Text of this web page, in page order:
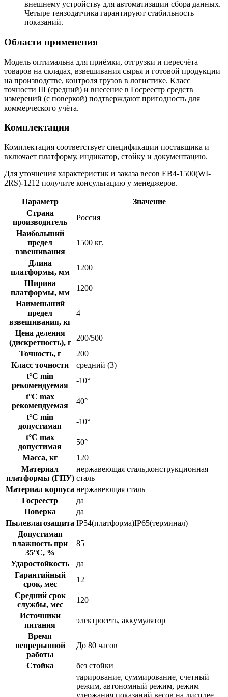
внешнему устройству для автоматизации сбора данных.
Четыре тензодатчика гарантируют стабильность
показаний.
Области применения
Модель оптимальна для приёмки, отгрузки и пересчёта
товаров на складах, взвешивания сырья и готовой продукции
на производстве, контроля грузов в логистике. Класс
точности III (средний) и внесение в Госреестр средств
измерений (с поверкой) подтверждают пригодность для
коммерческого учёта.
Комплектация
Комплектация соответствует спецификации поставщика и
включает платформу, индикатор, стойку и документацию.
Для уточнения характеристик и заказа весов ЕВ4-1500(WI-
2RS)-1212 получите консультацию у менеджеров.
Параметр
Значение
Страна
производитель
Россия
Наибольший
предел
взвешивания
1500 кг.
Длина
платформы, мм
1200
Ширина
платформы, мм
1200
Наименьший
предел
взвешивания, кг
4
Цена деления
(дискретность), г
200/500
Точность, г
200
Класс точности
средний (3)
t°C min
рекомендуемая
-10°
t°C max
рекомендуемая
40°
t°C min
допустимая
-10°
t°C max
допустимая
50°
Масса, кг
120
Материал
платформы (ГПУ)
нержавеющая сталь,конструкционная
сталь
Материал корпуса нержавеющая сталь
Госреестр
да
Поверка
да
Пылевлагозащита IP54(платформа)IP65(терминал)
Допустимая
влажность при
35°С, %
85
Ударостойкость
да
Гарантийный
срок, мес
12
Средний срок
службы, мес
120
Источники
питания
электросеть, аккумулятор
Время
непрерывной
работы
До 80 часов
Стойка без стойки
тарирование, суммирование, счетный
режим, автономный режим, режим
удержания показаний весов на дисплее,